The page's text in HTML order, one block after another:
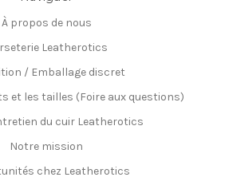
À propos de nous
Leatherotics
/ Emballage discret
et les tailles (Foire aux questions)
du cuir Leatherotics
Notre mission
chez Leatherotics